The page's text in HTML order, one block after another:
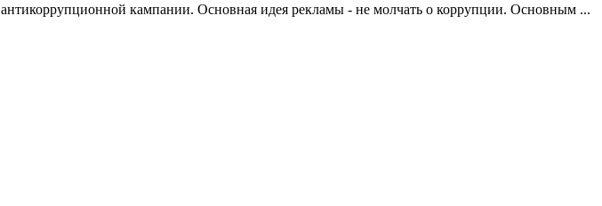
кампании. Основная идея рекламы - не молчать о коррупции. Основным ...